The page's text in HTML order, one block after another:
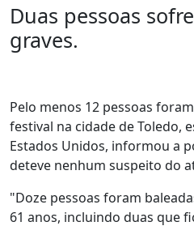
Duas pessoas
graves.
Pelo menos 12 pessoas
festival na cidade de Toledo,
Estados Unidos, informou a
deteve nenhum suspeito do
"Doze pessoas foram
61 anos, incluindo duas que